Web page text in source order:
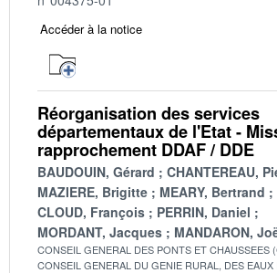
Accéder à la notice
Réorganisation des services
départementaux de l'Etat -
rapprochement DDAF / DDE
BAUDOUIN, Gérard
CHANTEREAU,
MAZIERE, Brigitte
MEARY, Bertrand
CLOUD, François
PERRIN, Daniel
MORDANT, Jacques
MANDARON,
CONSEIL GENERAL DES PONTS ET CHAUSSEES
CONSEIL GENERAL DU GENIE RURAL, DES